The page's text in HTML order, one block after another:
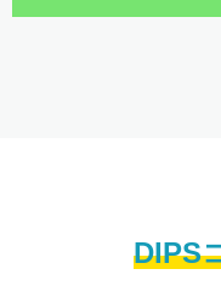
DIPS